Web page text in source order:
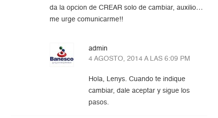
da la opcion de CREAR solo de cambiar, auxilio…
me urge comunicarme!!
admin
4 AGOSTO, 2014 A LAS 6:09 PM
Hola, Lenys. Cuando te indique
cambiar, dale aceptar y sigue los
pasos.